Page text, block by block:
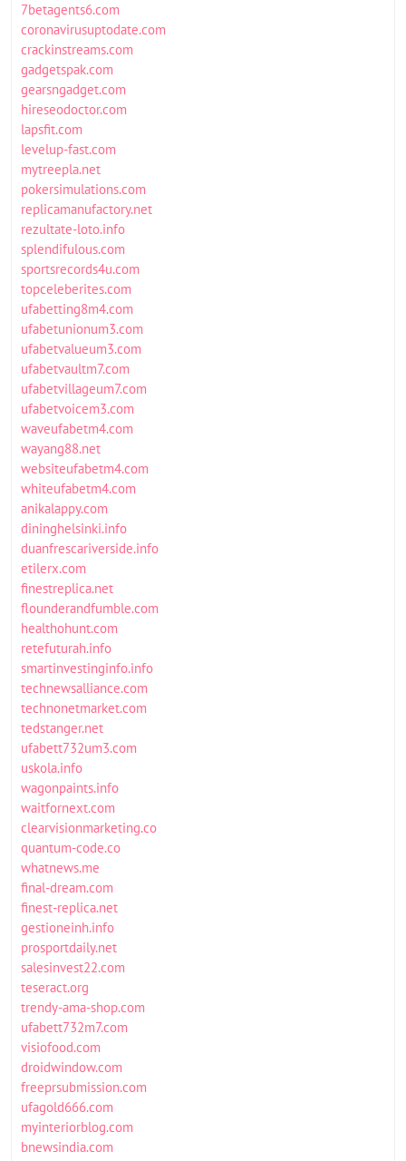
7betagents6.com
coronavirusuptodate.com
crackinstreams.com
gadgetspak.com
gearsngadget.com
hireseodoctor.com
lapsfit.com
levelup-fast.com
mytreepla.net
pokersimulations.com
replicamanufactory.net
rezultate-loto.info
splendifulous.com
sportsrecords4u.com
topceleberites.com
ufabetting8m4.com
ufabetunionum3.com
ufabetvalueum3.com
ufabetvaultm7.com
ufabetvillageum7.com
ufabetvoicem3.com
waveufabetm4.com
wayang88.net
websiteufabetm4.com
whiteufabetm4.com
anikalappy.com
dininghelsinki.info
duanfrescariverside.info
etilerx.com
finestreplica.net
flounderandfumble.com
healthohunt.com
retefuturah.info
smartinvestinginfo.info
technewsalliance.com
technonetmarket.com
tedstanger.net
ufabett732um3.com
uskola.info
wagonpaints.info
waitfornext.com
clearvisionmarketing.co
quantum-code.co
whatnews.me
final-dream.com
finest-replica.net
gestioneinh.info
prosportdaily.net
salesinvest22.com
teseract.org
trendy-ama-shop.com
ufabett732m7.com
visiofood.com
droidwindow.com
freeprsubmission.com
ufagold666.com
myinteriorblog.com
bnewsindia.com